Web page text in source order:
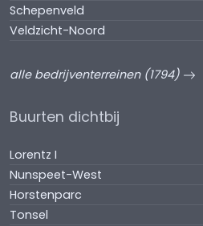
Schepenveld
Veldzicht-Noord
alle bedrijventerreinen (1794)
Buurten dichtbij
Lorentz I
Nunspeet-West
Horstenparc
Tonsel